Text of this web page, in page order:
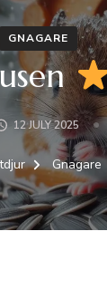
GNAGARE
12 JULY 2025
Gnagare